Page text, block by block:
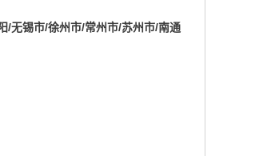
/无锡市/徐州市/常州市/苏州市/南通